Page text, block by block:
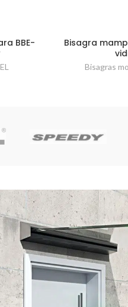
BBE-
Bisagra
Bisagras